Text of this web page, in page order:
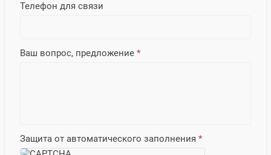
Телефон для связи
Ваш вопрос, предложение *
Защита от автоматического заполнения *